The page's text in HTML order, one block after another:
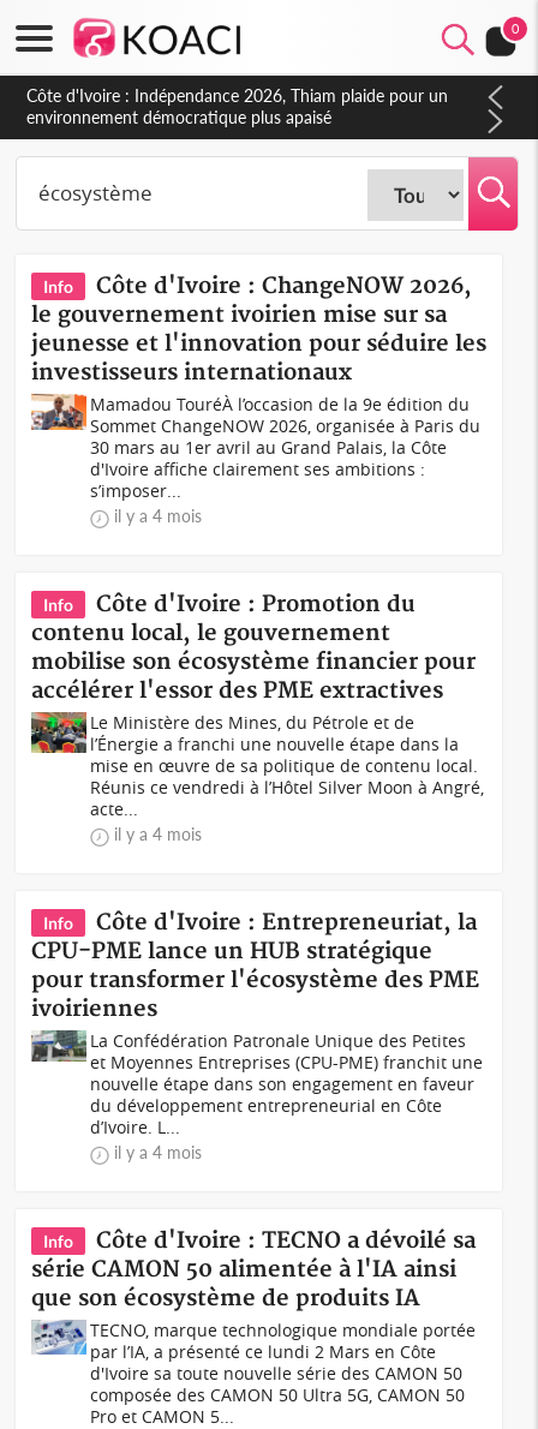
0
Côte d'Ivoire : Concours INFAS 2026, les convocations
seront disponibles à compter du samedi
Info
Côte d'Ivoire : ChangeNOW 2026,
le gouvernement ivoirien mise sur sa
jeunesse et l'innovation pour séduire les
investisseurs internationaux
Mamadou TouréÀ l’occasion de la 9e édition du
Sommet ChangeNOW 2026, organisée à Paris du
30 mars au 1er avril au Grand Palais, la Côte
d'Ivoire affiche clairement ses ambitions :
s’imposer...
il y a 4 mois
Info
Côte d'Ivoire : Promotion du
contenu local, le gouvernement
mobilise son écosystème financier pour
accélérer l'essor des PME extractives
Le Ministère des Mines, du Pétrole et de
l’Énergie a franchi une nouvelle étape dans la
mise en œuvre de sa politique de contenu local.
Réunis ce vendredi à l’Hôtel Silver Moon à Angré,
acte...
il y a 4 mois
Info
Côte d'Ivoire : Entrepreneuriat, la
CPU-PME lance un HUB stratégique
pour transformer l'écosystème des PME
ivoiriennes
La Confédération Patronale Unique des Petites
et Moyennes Entreprises (CPU-PME) franchit une
nouvelle étape dans son engagement en faveur
du développement entrepreneurial en Côte
d’Ivoire. L...
il y a 4 mois
Info
Côte d'Ivoire : TECNO a dévoilé sa
série CAMON 50 alimentée à l'IA ainsi
que son écosystème de produits IA
TECNO, marque technologique mondiale portée
par l’IA, a présenté ce lundi 2 Mars en Côte
d'Ivoire sa toute nouvelle série des CAMON 50
composée des CAMON 50 Ultra 5G, CAMON 50
Pro et CAMON 5...